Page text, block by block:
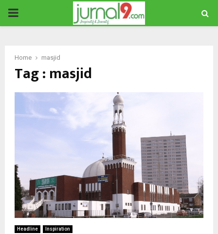
PRIMARY
Home masjid
Tag : masjid
Headline Inspiration